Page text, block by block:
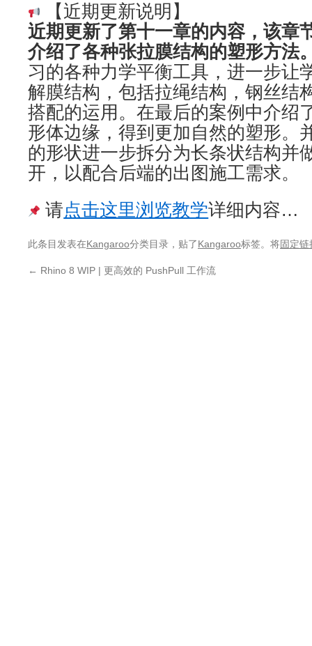
【近期更新说明】
近期更新了第十一章的内容，该章
介绍了各种张拉膜结构的塑形方法
习的各种力学平衡工具，进一步让
解膜结构，包括拉绳结构，钢丝结
搭配的运用。在最后的案例中介绍
形体边缘，得到更加自然的塑形。
的形状进一步拆分为长条状结构并
开，以配合后端的出图施工需求。
请点击这里浏览教学详细内容…
此条目发表在Kangaroo分类目录，贴了Kangaroo标签。将固定链
← Rhino 8 WIP | 更高效的 PushPull 工作流